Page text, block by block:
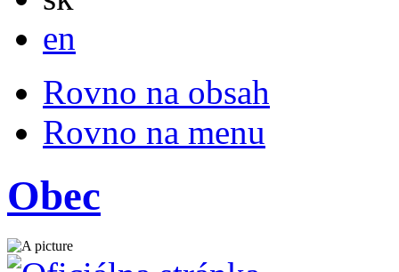
en
Rovno na obsah
Rovno na menu
Obec